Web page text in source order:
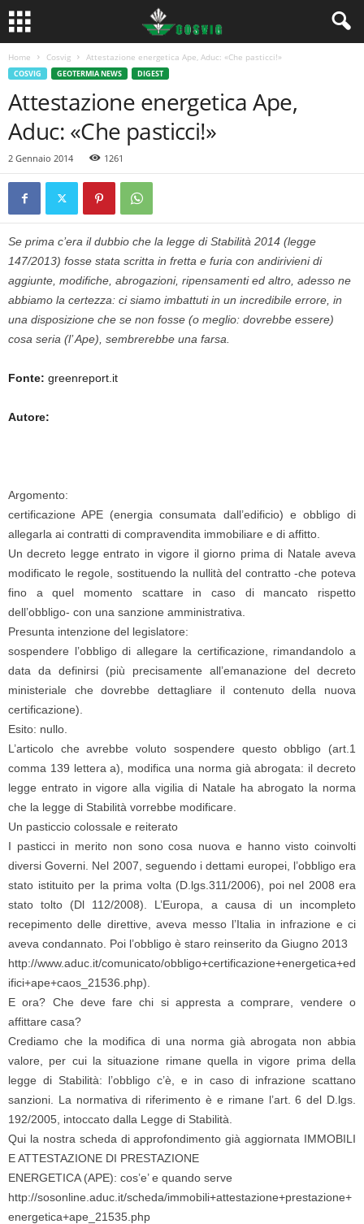
Home Cosvig Attestazione energetica Ape, Aduc: «Che pasticci!»
COSVIG GEOTERMIA NEWS DIGEST
Attestazione energetica Ape,
Aduc: «Che pasticci!»
2 Gennaio 2014 1261
Se prima c’era il dubbio che la legge di Stabilità 2014 (legge
147/2013) fosse stata scritta in fretta e furia con andirivieni di
aggiunte, modifiche, abrogazioni, ripensamenti ed altro, adesso ne
abbiamo la certezza: ci siamo imbattuti in un incredibile errore, in
una disposizione che se non fosse (o meglio: dovrebbe essere)
cosa seria (l’ Ape), sembrerebbe una farsa.
Fonte: greenreport.it
Autore:
Argomento:
certificazione APE (energia consumata dall’edificio) e obbligo di
allegarla ai contratti di compravendita immobiliare e di affitto.
Un decreto legge entrato in vigore il giorno prima di Natale aveva
modificato le regole, sostituendo la nullità del contratto -che poteva
fino a quel momento scattare in caso di mancato rispetto
dell’obbligo- con una sanzione amministrativa.
Presunta intenzione del legislatore:
sospendere l’obbligo di allegare la certificazione, rimandandolo a
data da definirsi (più precisamente all’emanazione del decreto
ministeriale che dovrebbe dettagliare il contenuto della nuova
certificazione).
Esito: nullo.
L’articolo che avrebbe voluto sospendere questo obbligo (art.1
comma 139 lettera a), modifica una norma già abrogata: il decreto
legge entrato in vigore alla vigilia di Natale ha abrogato la norma
che la legge di Stabilità vorrebbe modificare.
Un pasticcio colossale e reiterato
I pasticci in merito non sono cosa nuova e hanno visto coinvolti
diversi Governi. Nel 2007, seguendo i dettami europei, l’obbligo era
stato istituito per la prima volta (D.lgs.311/2006), poi nel 2008 era
stato tolto (Dl 112/2008). L’Europa, a causa di un incompleto
recepimento delle direttive, aveva messo l’Italia in infrazione e ci
aveva condannato. Poi l’obbligo è staro reinserito da Giugno 2013
http://www.aduc.it/comunicato/obbligo+certificazione+energetica+ed
ifici+ape+caos_21536.php).
E ora? Che deve fare chi si appresta a comprare, vendere o
affittare casa?
Crediamo che la modifica di una norma già abrogata non abbia
valore, per cui la situazione rimane quella in vigore prima della
legge di Stabilità: l’obbligo c’è, e in caso di infrazione scattano
sanzioni. La normativa di riferimento è e rimane l’art. 6 del D.lgs.
192/2005, intoccato dalla Legge di Stabilità.
Qui la nostra scheda di approfondimento già aggiornata IMMOBILI
E ATTESTAZIONE DI PRESTAZIONE
ENERGETICA (APE): cos’e’ e quando serve
http://sosonline.aduc.it/scheda/immobili+attestazione+prestazione+
energetica+ape_21535.php